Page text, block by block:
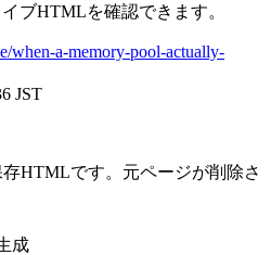
ブHTMLを確認できます。
when-a-memory-pool-actually-
JST
HTMLです。元ページが削除さ
成